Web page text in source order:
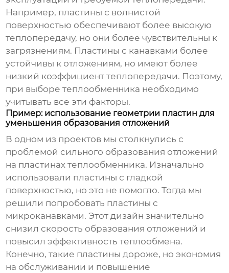
Например, пластины с волнистой
поверхностью обеспечивают более высокую
теплопередачу, но они более чувствительны к
загрязнениям. Пластины с канавками более
устойчивы к отложениям, но имеют более
низкий коэффициент теплопередачи. Поэтому,
при выборе теплообменника необходимо
учитывать все эти факторы.
Пример: использование геометрии пластин для
уменьшения образования отложений
В одном из проектов мы столкнулись с
проблемой сильного образования отложений
на пластинах теплообменника. Изначально
использовали пластины с гладкой
поверхностью, но это не помогло. Тогда мы
решили попробовать пластины с
микроканавками. Этот дизайн значительно
снизил скорость образования отложений и
повысил эффективность теплообмена.
Конечно, такие пластины дороже, но экономия
на обслуживании и повышение